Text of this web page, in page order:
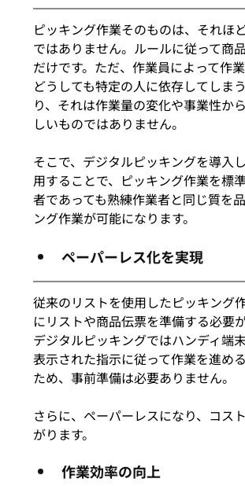
ピッキング作業そのものは、それほ
ではありません。ルールに従って商
だけです。ただ、作業員によって作業
どうしても特定の人に依存してしま
り、それは作業量の変化や事業性か
しいものではありません。
そこで、デジタルピッキングを導入
用することで、ピッキング作業を標
者であっても熟練作業者と同じ質を
ング作業が可能になります。
ペーパーレス化を実現
従来のリストを使用したピッキング
にリストや商品伝票を準備する必要が
デジタルピッキングではハンディ端
表示された指示に従って作業を進め
ため、事前準備は必要ありません。
さらに、ペーパーレスになり、コス
がります。
作業効率の向上